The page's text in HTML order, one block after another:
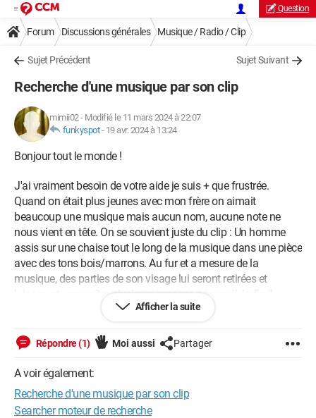
Question
Forum Discussions générales Musique / Radio / Clip
Sujet Précédent Sujet Suivant
Recherche d'une musique par son clip
mimii02- Modifié le 11 mars 2024 à 22:07
funkyspot- 19 avr. 2024 à 13:24
Bonjour tout le monde !
J'ai vraiment besoin de votre aide je suis + que frustrée.
Quand on était plus jeunes avec mon frère on aimait
beaucoup une musique mais aucun nom, aucune note ne
nous vient en tête. On se souvient juste du clip : Un homme
assis sur une chaise tout le long de la musique dans une pièce
avec des tons bois/marrons. Au fur et a mesure de la
musique, des parties de son visage lui seront retirées et
laisseront apparaître plusieurs rouages pour qu'à la fin il
devienne littéralement comme une sorte de robot. Je sais que
J'ai vraiment besoin de votre aide si par miracle quelqu'un
saurait la retrouver je lui en serait sincèrement reconnaissante
! :)
Afficher la suite
Répondre (1) Moi aussi Partager
A voir également:
Recherche d'une musique par son clip
Searcher moteur de recherche